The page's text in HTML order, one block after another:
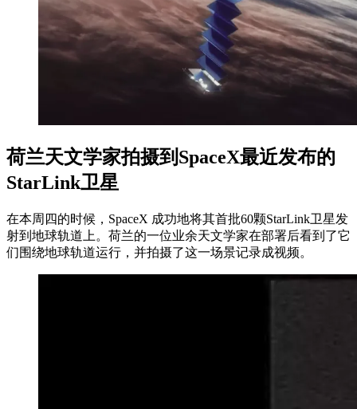
荷兰天文学家拍摄到SpaceX最近发布的
StarLink卫星
在本周四的时候，SpaceX 成功地将其首批60颗StarLink卫星发
射到地球轨道上。荷兰的一位业余天文学家在部署后看到了它
们围绕地球轨道运行，并拍摄了这一场景记录成视频。